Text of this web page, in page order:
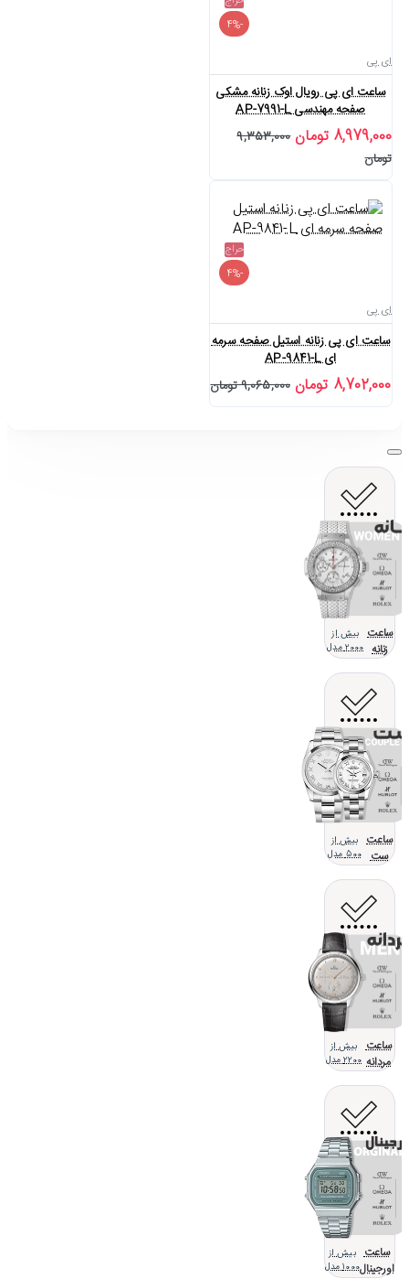
-4%
ای پی
ساعت ای پی رویال اوک زنانه مشکی
صفحه مهندسی AP-7991-L
8,979,000 تومان
9,353,000
تومان
حراج
-4%
ای پی
ساعت ای پی زنانه استیل صفحه سرمه
ای AP-9841-L
8,702,000 تومان 9,065,000 تومان
ساعت
زنانه
بیش از
2000 مدل
ساعت
ست
بیش از
500 مدل
ساعت
مردانه
بیش از
2200 مدل
ساعت
اورجینال
بیش از
1000 مدل